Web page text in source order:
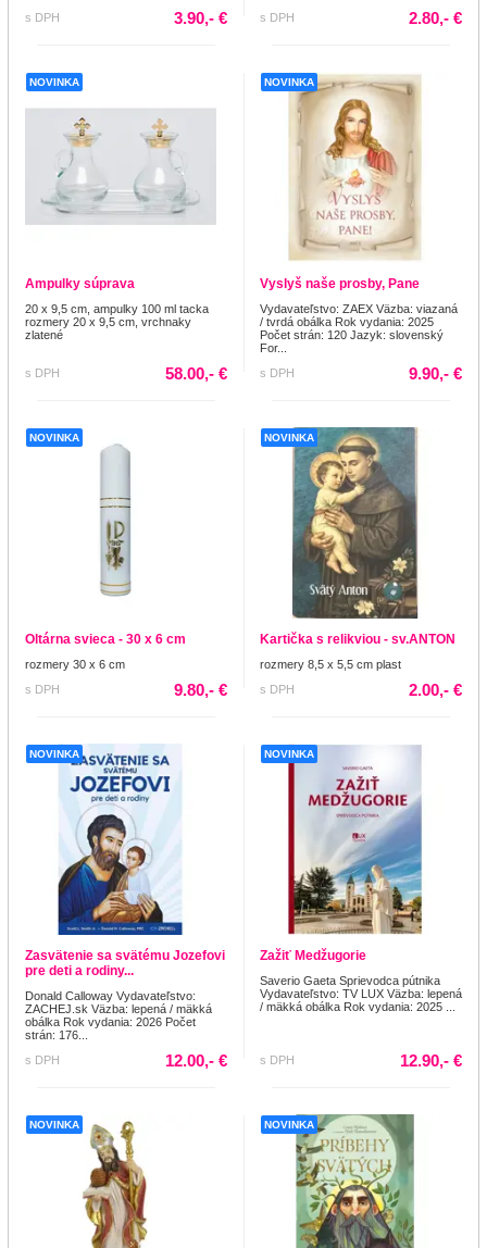
s DPH
3.90,- € s DPH 2.80,- €
NOVINKA
Ampulky súprava
20 x 9,5 cm, ampulky 100 ml tacka
rozmery 20 x 9,5 cm, vrchnaky
zlatené
s DPH 58.00,- €
NOVINKA
Vyslyš naše prosby, Pane
Vydavateľstvo: ZAEX Väzba: viazaná
/ tvrdá obálka Rok vydania: 2025
Počet strán: 120 Jazyk: slovenský
For...
s DPH
9.90,- €
NOVINKA
Oltárna svieca - 30 x 6 cm
rozmery 30 x 6 cm
s DPH
9.80,- €
NOVINKA
Kartička s relikviou - sv.ANTON
rozmery 8,5 x 5,5 cm plast
s DPH
2.00,- €
NOVINKA
Zasvätenie sa svätému Jozefovi
pre deti a rodiny...
Donald Calloway Vydavateľstvo:
ZACHEJ.sk Väzba: lepená / mäkká
obálka Rok vydania: 2026 Počet
strán: 176...
s DPH
12.00,- €
NOVINKA
Zažiť Medžugorie
Saverio Gaeta Sprievodca pútnika
Vydavateľstvo: TV LUX Väzba: lepená
/ mäkká obálka Rok vydania: 2025 ...
s DPH 12.90,- €
NOVINKA NOVINKA